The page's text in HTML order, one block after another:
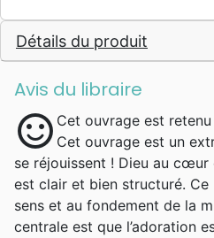
Jésus, prendre
fait-il partie du
même éditeur.
Détails du produit
Avis du libraire
sentiment_satisfied Cet ouvrage est
Cet ouvrage est un
se réjouissent ! Dieu au cœur
est clair et bien structuré. Ce
sens et au fondement de la
centrale est que l’adoration